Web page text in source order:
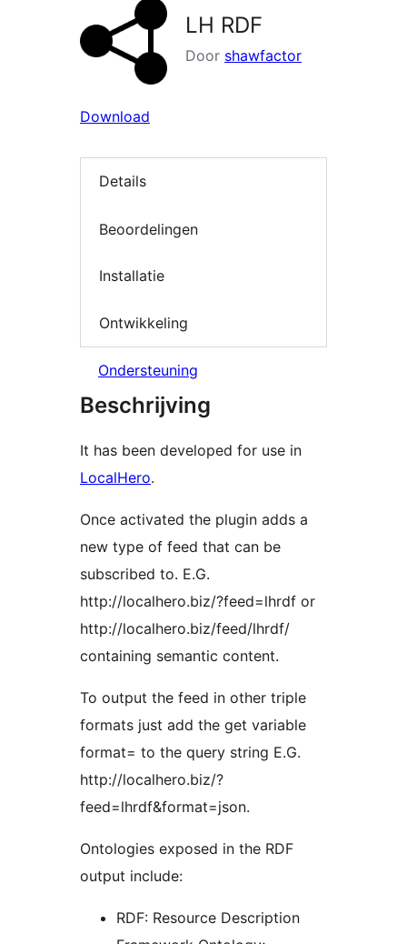
LH RDF
Door shawfactor
Download
Details
Beoordelingen
Installatie
Ontwikkeling
Ondersteuning
Beschrijving
It has been developed for use in
LocalHero.
Once activated the plugin adds a
new type of feed that can be
subscribed to. E.G.
http://localhero.biz/?feed=lhrdf or
http://localhero.biz/feed/lhrdf/
containing semantic content.
To output the feed in other triple
formats just add the get variable
format= to the query string E.G.
http://localhero.biz/?
feed=lhrdf&format=json.
Ontologies exposed in the RDF
output include:
RDF: Resource Description